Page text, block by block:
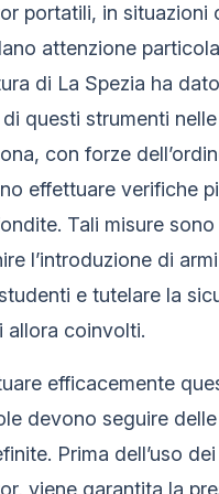
portatili, in situazioni
attenzione
di La Spezia ha
di questi strumenti
con forze
effettuare verifiche
Tali misure
l’introduzione di
e tutelare la
allora coinvolti.
efficacemente
devono seguire
Prima dell’uso
viene garantita la